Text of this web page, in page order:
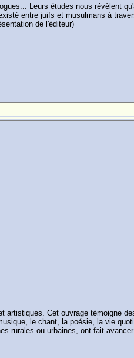
Leurs études nous révèlent
entre juifs et musulmans à
de l'éditeur)
artistiques. Cet ouvrage témoigne
le chant, la poésie, la vie
rurales ou urbaines, ont fait